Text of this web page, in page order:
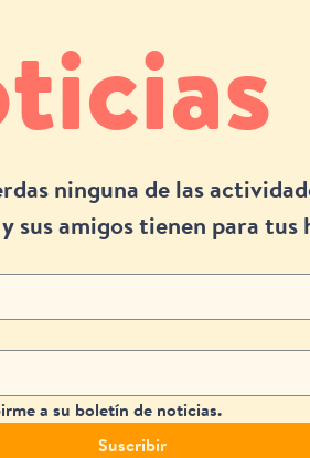
ninguna de las
sus amigos tienen para tus
a su boletín de noticias.
Suscribir